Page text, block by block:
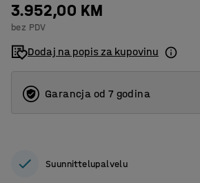
3.952,00 KM
bez PDV
Dodaj na popis za kupovinu
Garancja od 7 godina
Suunnittelupalvelu